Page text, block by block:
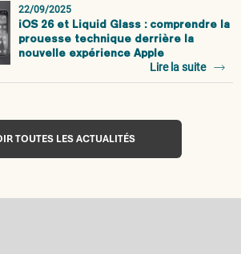
22/09/2025
iOS 26 et Liquid Glass : comprendre la
prouesse technique derrière la
nouvelle expérience Apple
Lire la suite
TOUTES LES ACTUALITÉS